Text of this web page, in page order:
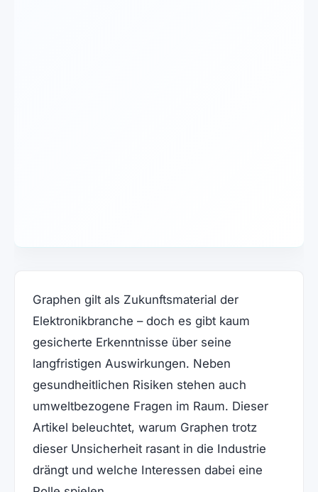
Graphen gilt als Zukunftsmaterial der
Elektronikbranche – doch es gibt kaum
gesicherte Erkenntnisse über seine
langfristigen Auswirkungen. Neben
gesundheitlichen Risiken stehen auch
umweltbezogene Fragen im Raum. Dieser
Artikel beleuchtet, warum Graphen trotz
dieser Unsicherheit rasant in die Industrie
drängt und welche Interessen dabei eine